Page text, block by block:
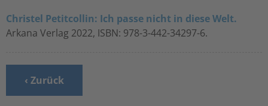
Christel Petitcollin: Ich passe nicht in diese Welt.
Arkana Verlag 2022, ISBN: 978-3-442-34297-6.
‹ Zurück